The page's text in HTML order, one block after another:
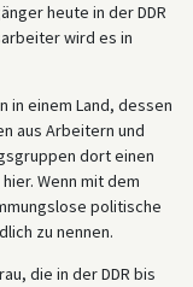
heute in der DDR
wird es in
in einem Land, dessen
aus Arbeitern und
dort einen
Wenn mit dem
politische
zu nennen.
die in der DDR bis